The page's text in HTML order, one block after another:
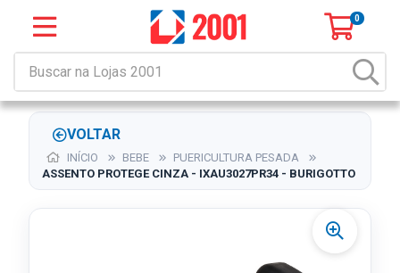
0
VOLTAR
INÍCIO BEBE
PUERICULTURA PESADA
ASSENTO PROTEGE CINZA - IXAU3027PR34 - BURIGOTTO